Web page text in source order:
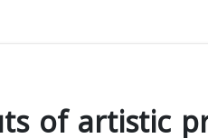
of artistic